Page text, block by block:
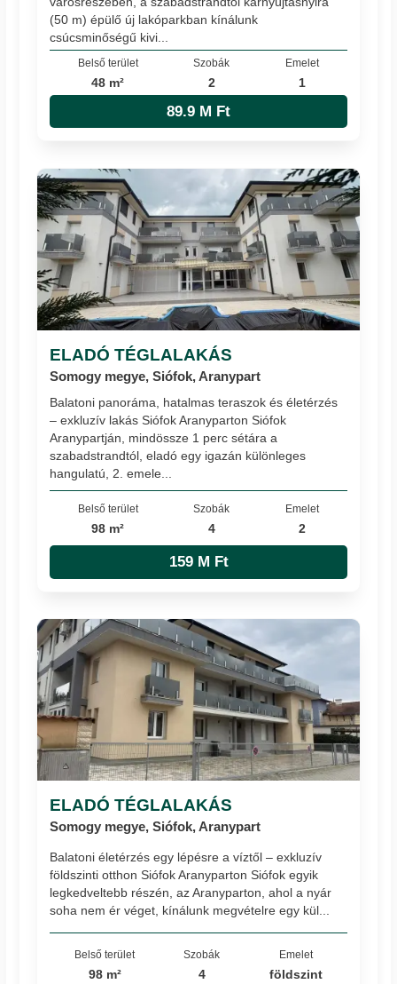
(50 m) épülő új lakóparkban kínálunk
csúcsminőségű kivi...
Belső terület
48 m²
Szobák
2
Emelet
1
89.9 M Ft
ELADÓ TÉGLALAKÁS
Somogy megye, Siófok, Aranypart
Balatoni panoráma, hatalmas teraszok és életérzés
– exkluzív lakás Siófok Aranyparton Siófok
Aranypartján, mindössze 1 perc sétára a
szabadstrandtól, eladó egy igazán különleges
hangulatú, 2. emele...
Belső terület
98 m²
Szobák
4
Emelet
2
159 M Ft
ELADÓ TÉGLALAKÁS
Somogy megye, Siófok, Aranypart
Balatoni életérzés egy lépésre a víztől – exkluzív
földszinti otthon Siófok Aranyparton Siófok egyik
legkedveltebb részén, az Aranyparton, ahol a nyár
soha nem ér véget, kínálunk megvételre egy kül...
Belső terület
98 m²
Szobák
4
Emelet
földszint